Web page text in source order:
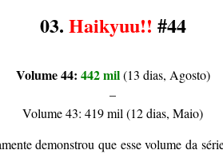
03. Haikyuu!! #44
Volume 44: 442 mil(13 dias, Agosto)
–
Volume 43: 419 mil (12 dias, Maio)
demonstrou que esse volume da